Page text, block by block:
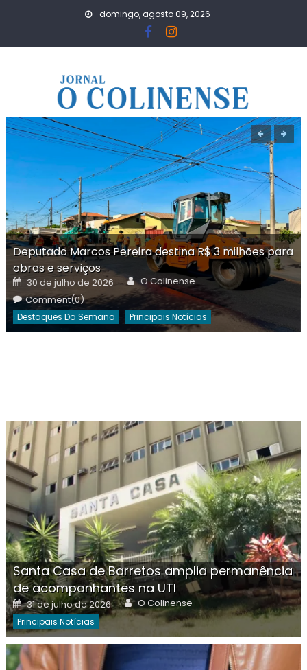
domingo, agosto 09, 2026
Deputado Marcos Pereira destina R$ 3 milhões para
obras e serviços
Posted
on
30 de julho de 2026 Author
O Colinense
Comment(0)
Destaques Da Semana Principais Notícias
Santa Casa de Barretos amplia permanência
de acompanhantes na UTI
Posted
on
31 de julho de 2026 Author
O Colinense
Principais Notícias